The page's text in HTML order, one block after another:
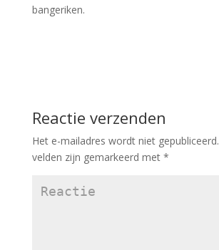
bangeriken.
Reactie verzenden
Het e-mailadres wordt niet gepubliceerd.
velden zijn gemarkeerd met *